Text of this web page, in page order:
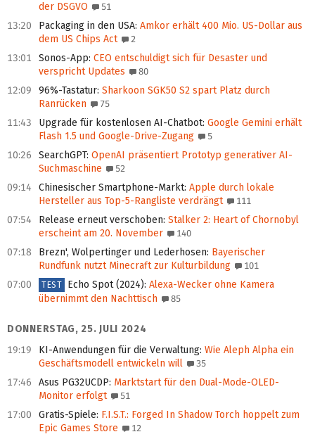
der DSGVO 51
13:20 Packaging in den USA: Amkor erhält 400 Mio. US-Dollar aus
dem US Chips Act
2
13:01 Sonos-App: CEO entschuldigt sich für Desaster und
verspricht Updates
80
12:09 96%-Tastatur: Sharkoon SGK50 S2 spart Platz durch
Ranrücken
75
11:43 Upgrade für kostenlosen AI-Chatbot: Google Gemini erhält
Flash 1.5 und Google-Drive-Zugang
5
10:26 SearchGPT: OpenAI präsentiert Prototyp generativer AI-
Suchmaschine
52
09:14 Chinesischer Smartphone-Markt: Apple durch lokale
Hersteller aus Top-5-Rangliste verdrängt
111
07:54 Release erneut verschoben: Stalker 2: Heart of Chornobyl
erscheint am 20. November
140
07:18 Brezn', Wolpertinger und Lederhosen: Bayerischer
Rundfunk nutzt Minecraft zur Kulturbildung
101
07:00 TEST Echo Spot (2024): Alexa-Wecker ohne Kamera
übernimmt den Nachttisch
85
DONNERSTAG, 25. JULI 2024
19:19
KI-Anwendungen für die Verwaltung: Wie Aleph Alpha ein
Geschäftsmodell entwickeln will
35
17:46 Asus PG32UCDP: Marktstart für den Dual-Mode-OLED-
Monitor erfolgt
51
17:00 Gratis-Spiele: F.I.S.T.: Forged In Shadow Torch hoppelt zum
Epic Games Store
12